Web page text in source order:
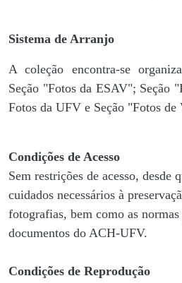
Sistema de Arranjo
A coleção encontra-se
Seção "Fotos da ESAV"; Seção
Fotos da UFV e Seção "Fotos de
Condições de Acesso
Sem restrições de acesso, desde
cuidados necessários à
fotografias, bem como as
documentos do ACH-UFV.
Condições de Reprodução